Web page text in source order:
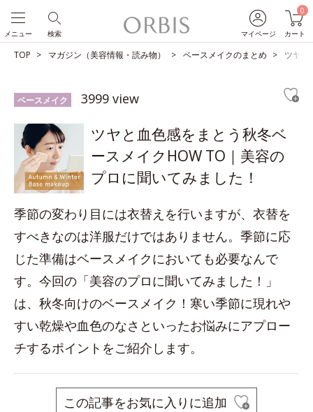
マイページ
0
カート
検索
メニュー
TOP マガジン（美容情報・読み物） ベースメイクのまとめ ツヤと
ベースメイク 3999 view
ツヤと血色感をまとう秋冬ベ
ースメイクHOW TO｜美容の
プロに聞いてみました！
季節の変わり目には衣替えを行いますが、衣替を
すべきなのは洋服だけではありません。季節に応
じた準備はベースメイクにおいても必要なんで
す。今回の「美容のプロに聞いてみました！」
は、秋冬向けのベースメイク！寒い季節に現れや
すい乾燥や血色のなさといったお悩みにアプロー
チするポイントをご紹介します。
この記事をお気に入りに追加